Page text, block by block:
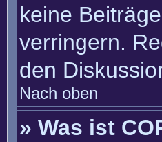
keine
verringern.
den
Nach oben
» Was ist